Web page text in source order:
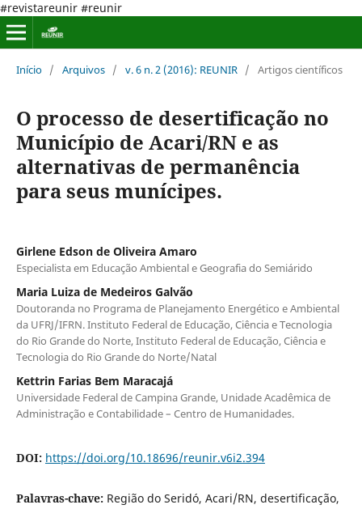
#revistareunir #reunir
Início / Arquivos / v. 6 n. 2 (2016): REUNIR / Artigos científicos
O processo de desertificação no
Município de Acari/RN e as
alternativas de permanência
para seus munícipes.
Girlene Edson de Oliveira Amaro
Especialista em Educação Ambiental e Geografia do Semiárido
Maria Luiza de Medeiros Galvão
Doutoranda no Programa de Planejamento Energético e Ambiental
da UFRJ/IFRN. Instituto Federal de Educação, Ciência e Tecnologia
do Rio Grande do Norte, Instituto Federal de Educação, Ciência e
Tecnologia do Rio Grande do Norte/Natal
Kettrin Farias Bem Maracajá
Universidade Federal de Campina Grande, Unidade Acadêmica de
Administração e Contabilidade – Centro de Humanidades.
DOI: https://doi.org/10.18696/reunir.v6i2.394
Palavras-chave: Região do Seridó, Acari/RN, desertificação,